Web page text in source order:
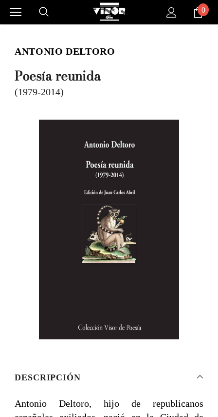
0
ANTONIO DELTORO
Poesía reunida
(1979-2014)
DESCRIPCIÓN
Antonio Deltoro, hijo de republicanos